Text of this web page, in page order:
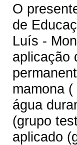
O
de
Luís -
aplicação
mamona
água
(grupo
aplicado